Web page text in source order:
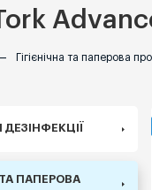
Гігієнічна та паперова
ТА ПАПЕРОВА